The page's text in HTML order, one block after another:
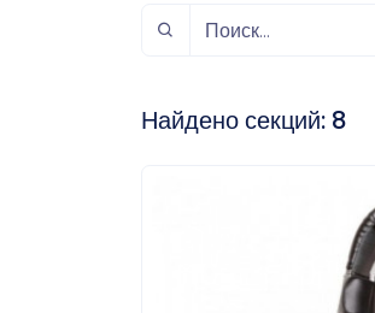
Индивидуально-
Найдено секций: 8